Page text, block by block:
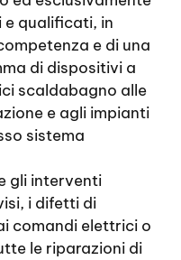
qualificati, in
e di una
di dispositivi a
scaldabagno alle
e agli impianti
sistema
gli interventi
i difetti di
comandi elettrici o
le riparazioni di